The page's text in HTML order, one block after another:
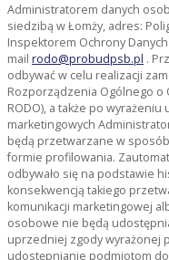
Administratorem danych
siedzibą w Łomży, adres:
Inspektorem Ochrony
mail rodo@probudpsb.pl .
odbywać w celu realizacji
Rozporządzenia Ogólnego o
RODO), a także po
marketingowych
będą przetwarzane w
formie profilowania.
odbywało się na podstawie
konsekwencją takiego
komunikacji marketingowej
osobowe nie będą
uprzedniej zgody wyrażonej
udostępnianie podmiotom